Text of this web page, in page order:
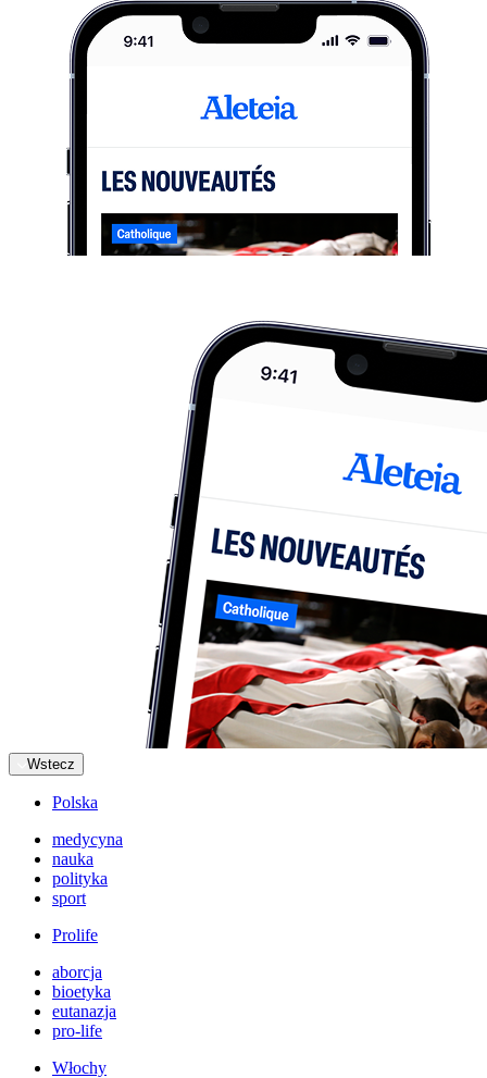
Wstecz
Polska
medycyna
nauka
polityka
sport
Prolife
aborcja
bioetyka
eutanazja
pro-life
Włochy